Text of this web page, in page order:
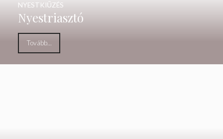
Nyestriasztó
NYESTKIŰZÉS
Tovább...